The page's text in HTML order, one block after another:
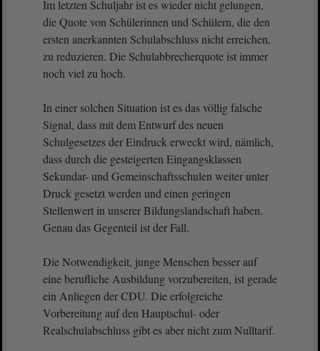
Im letzten Schuljahr ist es wieder nicht gelungen,
die Quote von Schülerinnen und Schülern, die den
ersten anerkannten Schulabschluss nicht erreichen,
zu reduzieren. Die Schulabbrecherquote ist immer
noch viel zu hoch.
In einer solchen Situation ist es das völlig falsche
Signal, dass mit dem Entwurf des neuen
Schulgesetzes der Eindruck erweckt wird, nämlich,
dass durch die gesteigerten Eingangsklassen
Sekundar- und Gemeinschaftsschulen weiter unter
Druck gesetzt werden und einen geringen
Stellenwert in unserer Bildungslandschaft haben.
Genau das Gegenteil ist der Fall.
Die Notwendigkeit, junge Menschen besser auf
eine berufliche Ausbildung vorzubereiten, ist gerade
ein Anliegen der CDU. Die erfolgreiche
Vorbereitung auf den Hauptschul- oder
Realschulabschluss gibt es aber nicht zum Nulltarif.